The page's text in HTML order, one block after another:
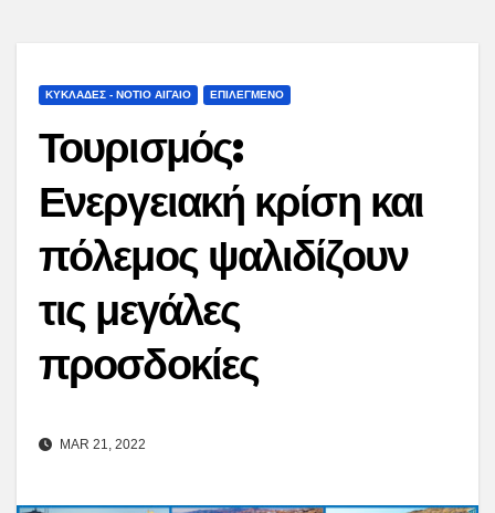
ΚΥΚΛΑΔΕΣ - ΝΟΤΙΟ ΑΙΓΑΙΟ ΕΠΙΛΕΓΜΕΝΟ
Τουρισμός:
Ενεργειακή κρίση και
πόλεμος ψαλιδίζουν
τις μεγάλες
προσδοκίες
MAR 21, 2022